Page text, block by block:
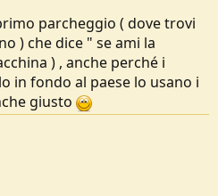
parcheggio ( dove trovi
) che dice " se ami la
) , anche perché i
in fondo al paese lo usano i
giusto